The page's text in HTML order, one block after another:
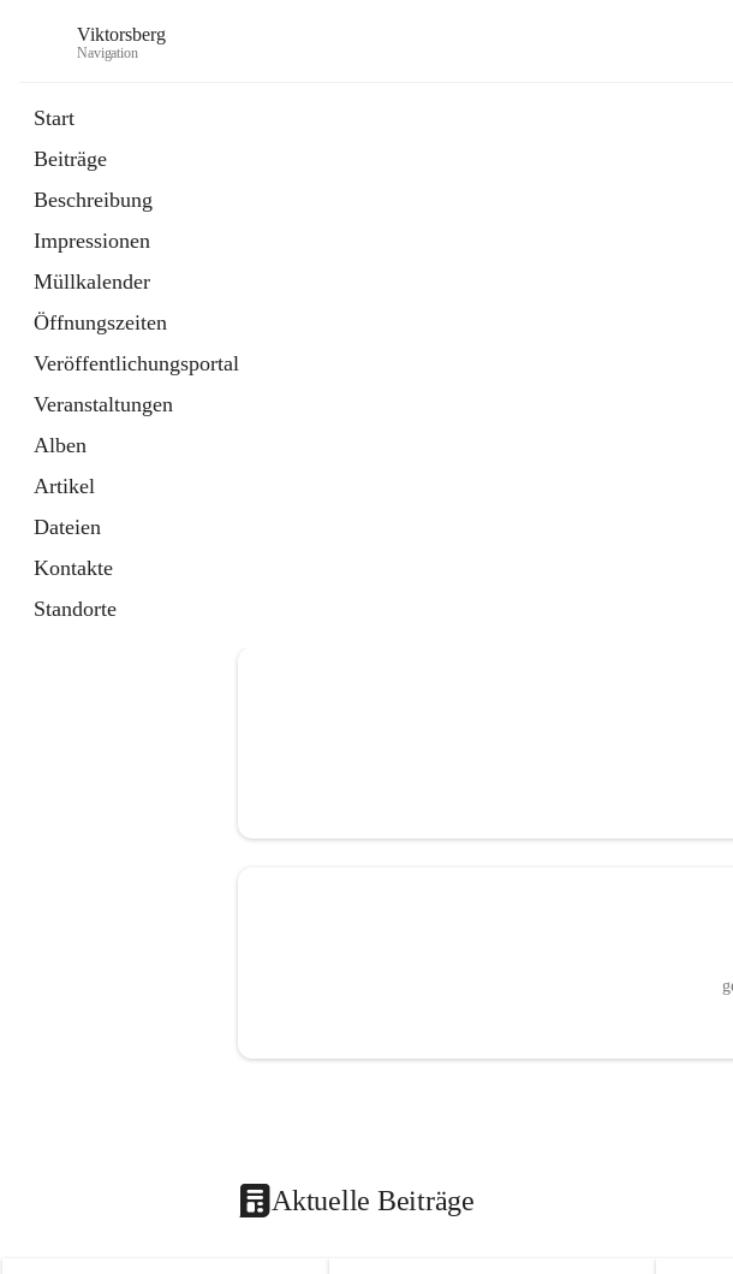
Viktorsberg
Navigation
Start
Beiträge
Beschreibung
Impressionen
Müllkalender
Öffnungszeiten
Veröffentlichungsportal
Veranstaltungen
Alben
Artikel
Dateien
Kontakte
Standorte
Aktuelle Beiträge